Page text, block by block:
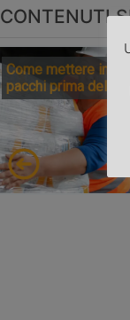
CONTENUTI
Come mettere in
pacchi prima della